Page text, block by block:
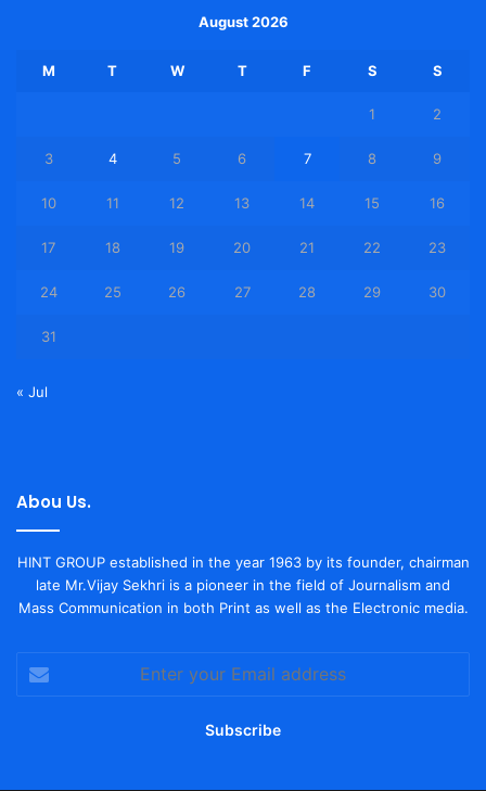
August 2026
M T W T F S S
1 2
3 4 5 6 7 8 9
10 11 12 13 14 15 16
17 18 19 20 21 22 23
24 25 26 27 28 29 30
31
« Jul
Abou Us.
HINT GROUP established in the year 1963 by its founder, chairman
late Mr.Vijay Sekhri is a pioneer in the field of Journalism and
Mass Communication in both Print as well as the Electronic media.
your